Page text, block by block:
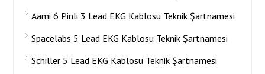
Aami 6 Pinli 3 Lead EKG Kablosu Teknik Şartnamesi
Spacelabs 5 Lead EKG Kablosu Teknik Şartnamesi
Schiller 5 Lead EKG Kablosu Teknik Şartnamesi